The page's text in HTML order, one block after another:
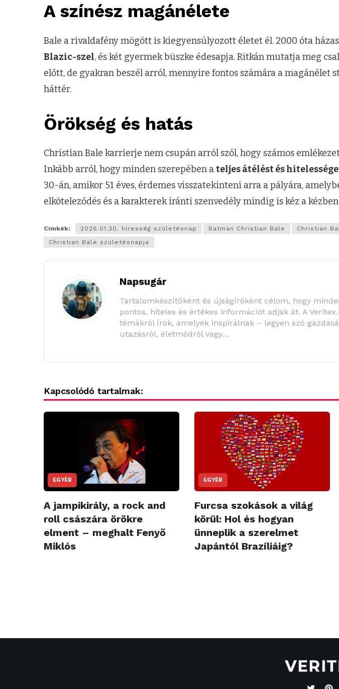
A színész magánélete
Bale a rivaldafény mögött is kiegyensúlyozott életet él. 2000 óta
Blazic-szel, és két gyermek büszke édesapja. Ritkán mutatja meg
előtt, de gyakran beszél arról, mennyire fontos számára a magánélet
háttér.
Örökség és hatás
Christian Bale karrierje nem csupán arról szól, hogy számos
Inkább arról, hogy minden szerepében ateljes átélést és
30-án, amikor 51 éves, érdemes visszatekinteni arra a pályára,
elköteleződés és a karakterek iránti szenvedély mindig is kéz a
Címkék: 2026.01.30. híresség születésnap Batman Christian Bale
Christian
Christian Bale születésnapja
Napsugár
Tartalomkészítőként és újságíróként célom, hogy
pontos, hiteles és értékes információt adjak át. A
témákról írok, amelyek inspirálnak – legyen szó
utazásról, életmódról vagy…
Kapcsolódó tartalmak:
EGYÉB
A jampikirály, a rock and
roll császára örökre
elment – meghalt Fenyő
Miklós
EGYÉB
Furcsa szokások a világ
körül: Hol és hogyan
ünneplik a szerelmet
Japántól Brazíliáig?